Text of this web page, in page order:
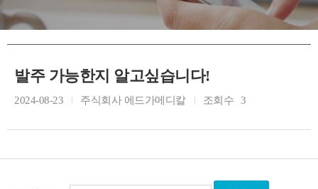
발주 가능한지 알고싶습니다!
2024-08-23 주식회사 에드가메디칼 조회수 3